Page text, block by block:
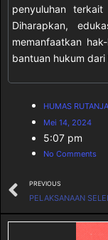
penyuluhan
Diharapkan,
memanfaatkan
bantuan hukum dari
HUMAS
Mei 14, 2024
5:07 pm
No Comments
PREVIOUS